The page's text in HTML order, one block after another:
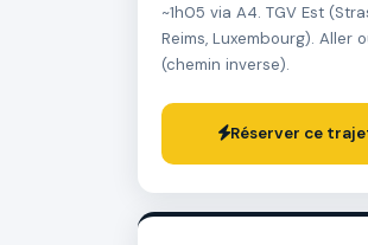
~1h05 via A4. TGV Est
Reims, Luxembourg). Aller
(chemin inverse).
Réserver ce